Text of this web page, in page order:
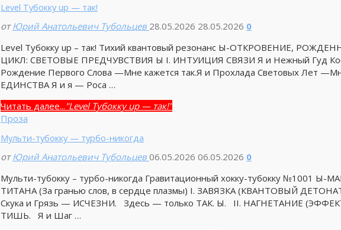
Level Тубокку up — так!
от Юрий Анатольевич Тубольцев 28.05.2026 28.05.2026 0
Level Тубокку up – так! Тихий квантовый резонанс Ы-ОТКРОВЕНИЕ,
ЦИКЛ: СВЕТОВЫЕ ПРЕДЧУВСТВИЯ Ы I. ИНТУИЦИЯ СВЯЗИ Я и Нежный Гуд
Рождение Первого Слова —Мне кажется так.Я и Прохлада Световых Лет
ЕДИНСТВА Я и я — Роса …
Читать далее... "Level Тубокку up — так!"
Проза
Мульти-тубокку — турбо-никогда
от Юрий Анатольевич Тубольцев 06.05.2026 06.05.2026 0
Мульти-тубокку – турбо-никогда Гравитационный хокку-тубокку №1001
ТИТАНА (За гранью слов, в сердце плазмы) I. ЗАВЯЗКА (КВАНТОВЫЙ
Скука и Грязь — ИСЧЕЗНИ. Здесь — только ТАК. Ы. II. НАГНЕТАНИЕ
ТИШЬ. Я и Шаг …